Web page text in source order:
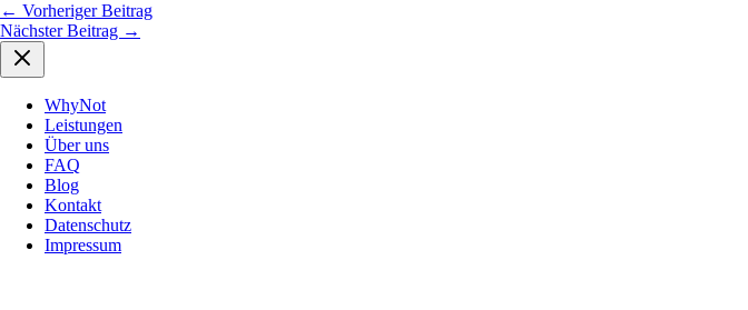
← Vorheriger Beitrag
Nächster Beitrag →
WhyNot
Leistungen
Über uns
FAQ
Blog
Kontakt
Datenschutz
Impressum